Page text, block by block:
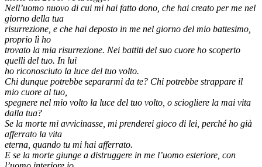
Nell’uomo nuovo di cui mi hai fatto dono, che hai creato per me nel
giorno della tua
risurrezione, e che hai deposto in me nel giorno del mio battesimo,
proprio lì ho
trovato la mia risurrezione. Nei battiti del suo cuore ho scoperto
quelli del tuo. In lui
ho riconosciuto la luce del tuo volto.
Chi dunque potrebbe separarmi da te? Chi potrebbe strappare il
mio cuore al tuo,
spegnere nel mio volto la luce del tuo volto, o sciogliere la mai vita
dalla tua?
Se la morte mi avvicinasse, mi prenderei gioco di lei, perché ho già
afferrato la vita
eterna, quando tu mi hai afferrato.
E se la morte giunge a distruggere in me l’uomo esteriore, con